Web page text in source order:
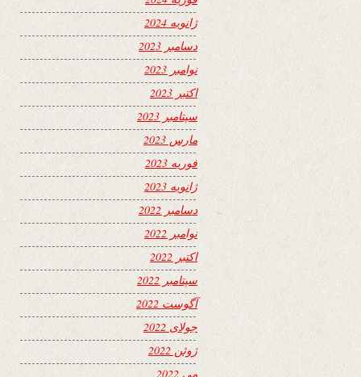
ژانویه 2024
دسامبر 2023
نوامبر 2023
اکتبر 2023
سپتامبر 2023
مارس 2023
فوریه 2023
ژانویه 2023
دسامبر 2022
نوامبر 2022
اکتبر 2022
سپتامبر 2022
آگوست 2022
جولای 2022
ژوئن 2022
می 2022